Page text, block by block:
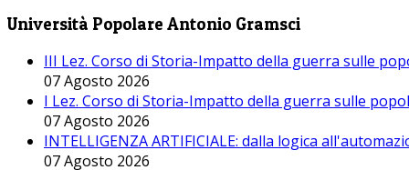
Università Popolare Antonio Gramsci
III Lez. Corso di Storia-Impatto della guerra sulle
07 Agosto 2026
I Lez. Corso di Storia-Impatto della guerra sulle
07 Agosto 2026
INTELLIGENZA ARTIFICIALE: dalla logica
07 Agosto 2026